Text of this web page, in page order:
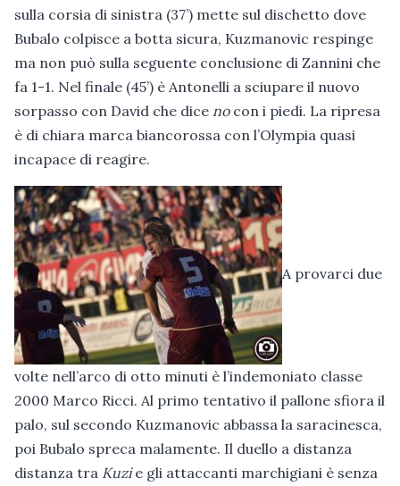
sulla corsia di sinistra (37’) mette sul dischetto dove
Bubalo colpisce a botta sicura, Kuzmanovic respinge
ma non può sulla seguente conclusione di Zannini che
fa 1-1. Nel finale (45’) è Antonelli a sciupare il nuovo
sorpasso con David che dice nocon i piedi. La ripresa
è di chiara marca biancorossa con l’Olympia quasi
incapace di reagire.
A provarci due
volte nell’arco di otto minuti è l’indemoniato classe
2000 Marco Ricci. Al primo tentativo il pallone sfiora il
palo, sul secondo Kuzmanovic abbassa la saracinesca,
poi Bubalo spreca malamente. Il duello a distanza
distanza tra Kuzie gli attaccanti marchigiani è senza